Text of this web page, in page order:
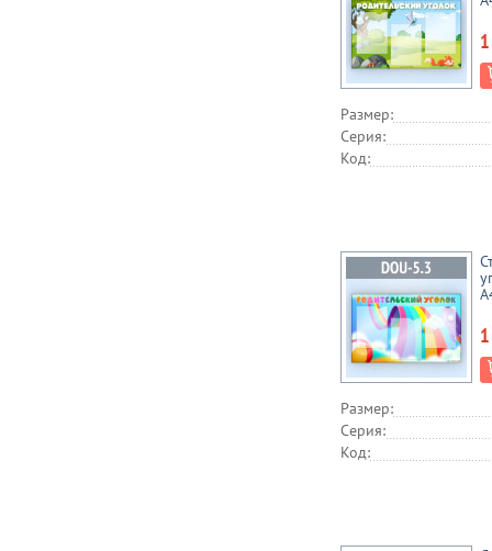
Размер:
Серия:
Код:
Размер:
Серия:
Код: